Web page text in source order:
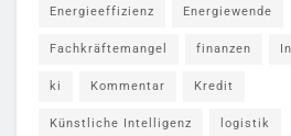
Energieeffizienz Energiewende
Fachkräftemangel finanzen
ki Kommentar Kredit
Künstliche Intelligenz logistik